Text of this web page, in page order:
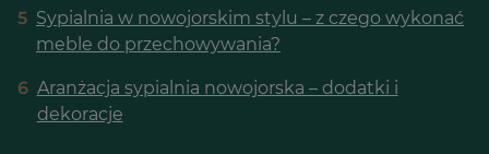
5 Sypialnia w nowojorskim stylu – z czego wykonać
meble do przechowywania?
6 Aranżacja sypialnia nowojorska – dodatki i
dekoracje